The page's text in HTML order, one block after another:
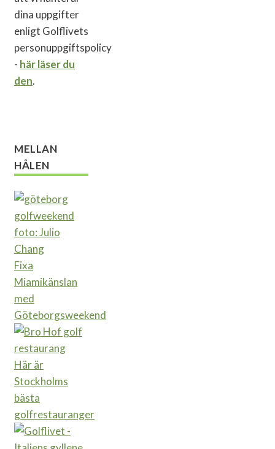
dina uppgifter
enligt Golflivets
personuppgiftspolicy
- här läser du
den.
MELLAN
HÅLEN
Fixa
Miamikänslan
med
Göteborgsweekend
Här är
Stockholms
bästa
golfrestauranger